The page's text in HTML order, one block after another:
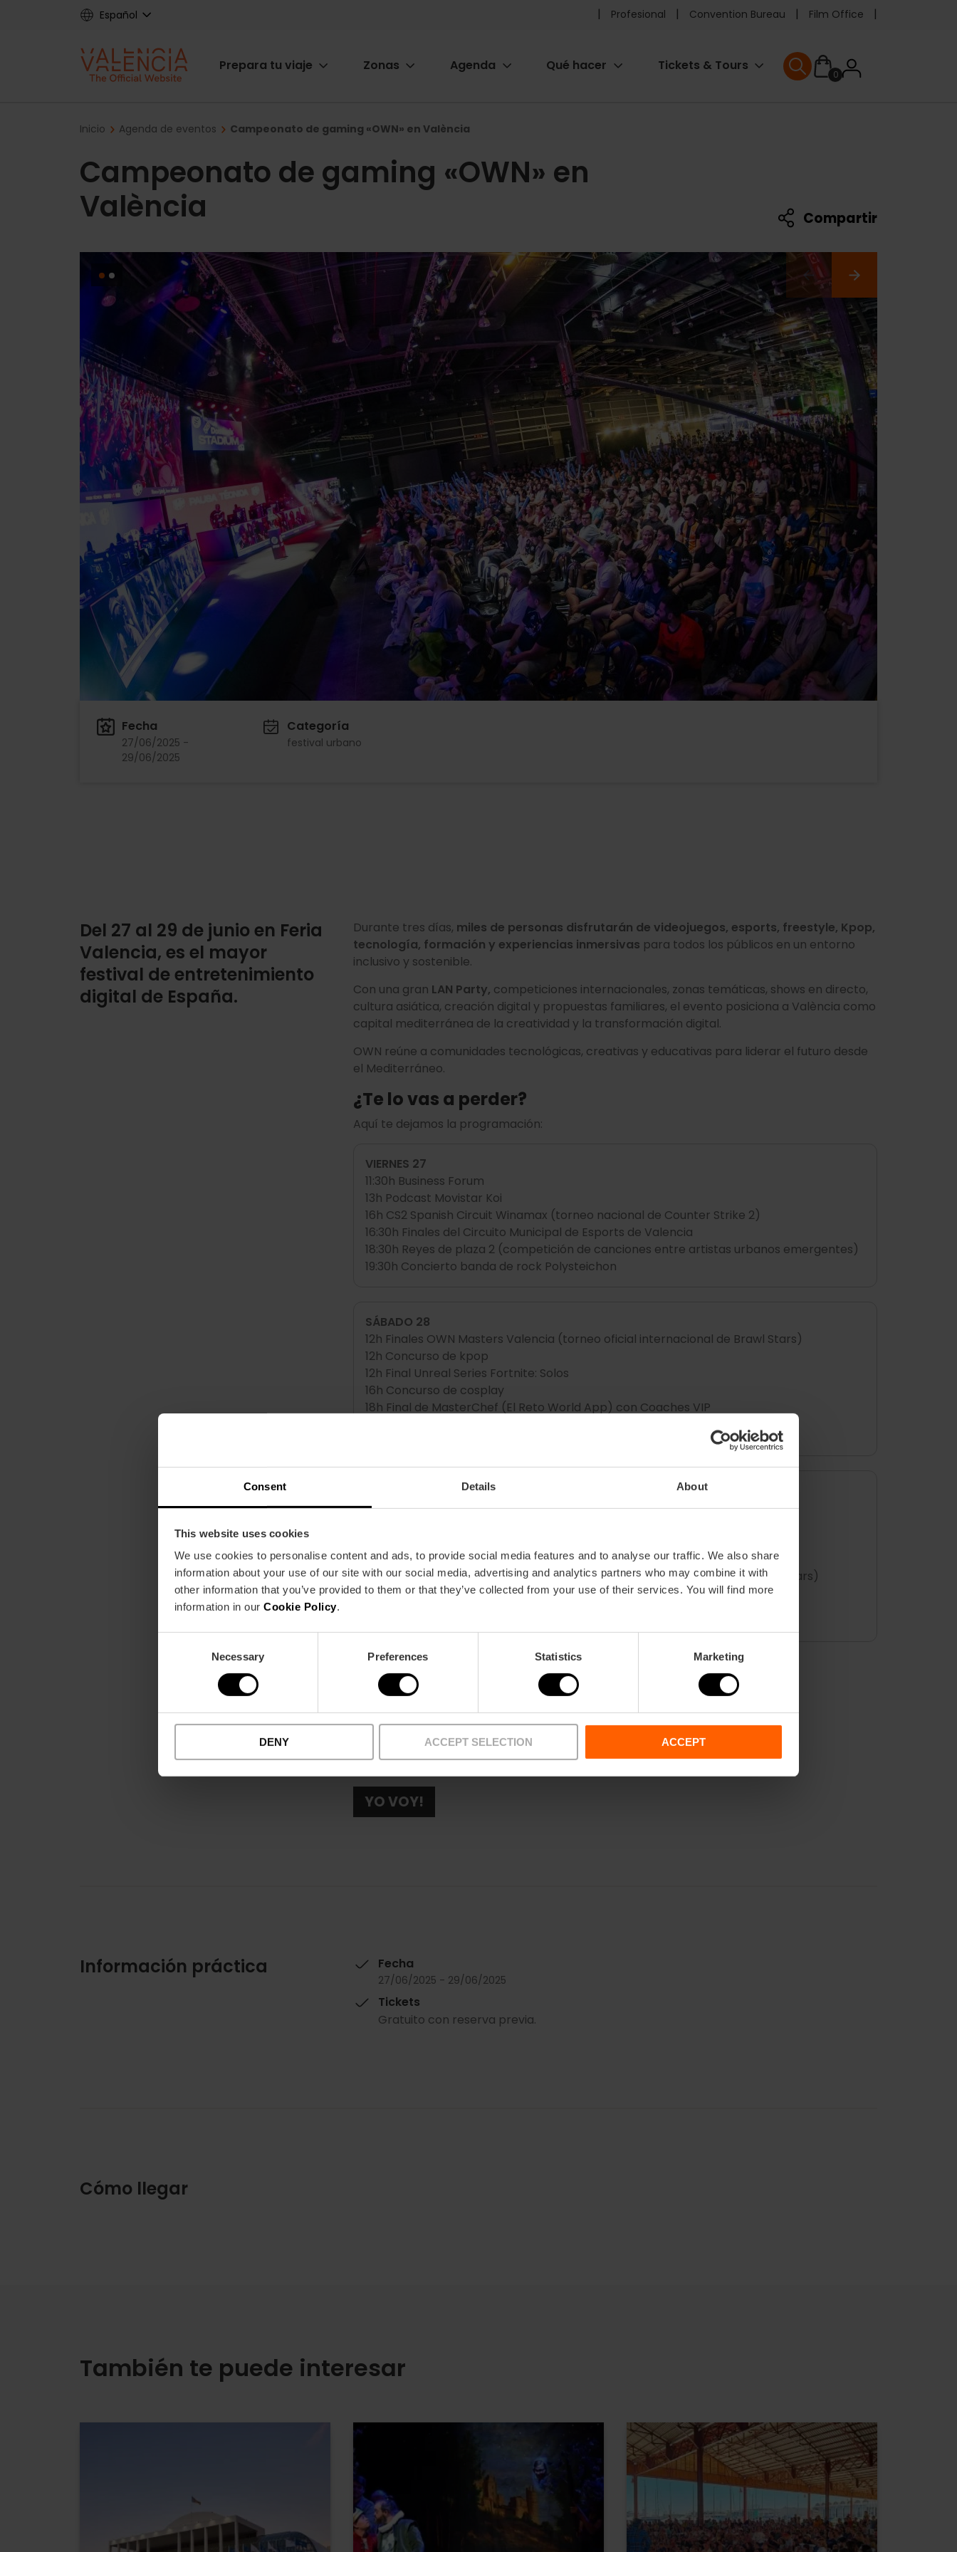
Consent Details About
This website uses cookies
We use cookies to personalise content and ads, to provide social media features and to analyse our traffic. We also share
information about your use of our site with our social media, advertising and analytics partners who may combine it with
other information that you’ve provided to them or that they’ve collected from your use of their services. You will find more
information in our Cookie Policy.
Necessary Preferences Statistics Marketing
DENY ACCEPT SELECTION ACCEPT
Español
Pre
header
Profesional Convention Bureau Film Office
Main
Prepara tu viaje Zonas Agenda Qué hacer Tickets & Tours
0User
User menu
Breadcrumb
Inicio Agenda de eventos Campeonato de gaming «OWN» en València
Campeonato de gaming «OWN» en
València
Compartir
Fecha
27/06/2025 -
29/06/2025
Categoría
festival urbano
Del 27 al 29 de junio en Feria
Valencia, es el mayor
festival de entretenimiento
digital de España.
Durante tres días, miles de personas disfrutarán de videojuegos, esports, freestyle, Kpop,
tecnología, formación y experiencias inmersivas para todos los públicos en un entorno
inclusivo y sostenible.
Con una gran LAN Party, competiciones internacionales, zonas temáticas, shows en directo,
cultura asiática, creación digital y propuestas familiares, el evento posiciona a València como
capital mediterránea de la creatividad y la transformación digital.
OWN reúne a comunidades tecnológicas, creativas y educativas para liderar el futuro desde
el Mediterráneo.
¿Te lo vas a perder?
Aquí te dejamos la programación:
VIERNES 27
11:30h Business Forum
13h Podcast Movistar Koi
16h CS2 Spanish Circuit Winamax (torneo nacional de Counter Strike 2)
16:30h Finales del Circuito Municipal de Esports de Valencia
18:30h Reyes de plaza 2 (competición de canciones entre artistas urbanos emergentes)
19:30h Concierto banda de rock Polysteichon
SÁBADO 28
12h Finales OWN Masters Valencia (torneo oficial internacional de Brawl Stars)
12h Concurso de kpop
12h Final Unreal Series Fortnite: Solos
16h Concurso de cosplay
18h Final de MasterChef (El Reto World App) con Coaches VIP
11:30h Final Unreal Series Fortnite: Trios
15h Podcast El Patio de Satán con invitado: Chuty
15:30h Finales OWN Masters Valencia (torneo oficial internacional de Brawl Stars)
18h Concurso de Kpop
¿Te vienes?
YO VOY!
Información práctica Fecha
27/06/2025 - 29/06/2025
Tickets
Gratuito con reserva previa.
Cómo llegar
También te puede interesar